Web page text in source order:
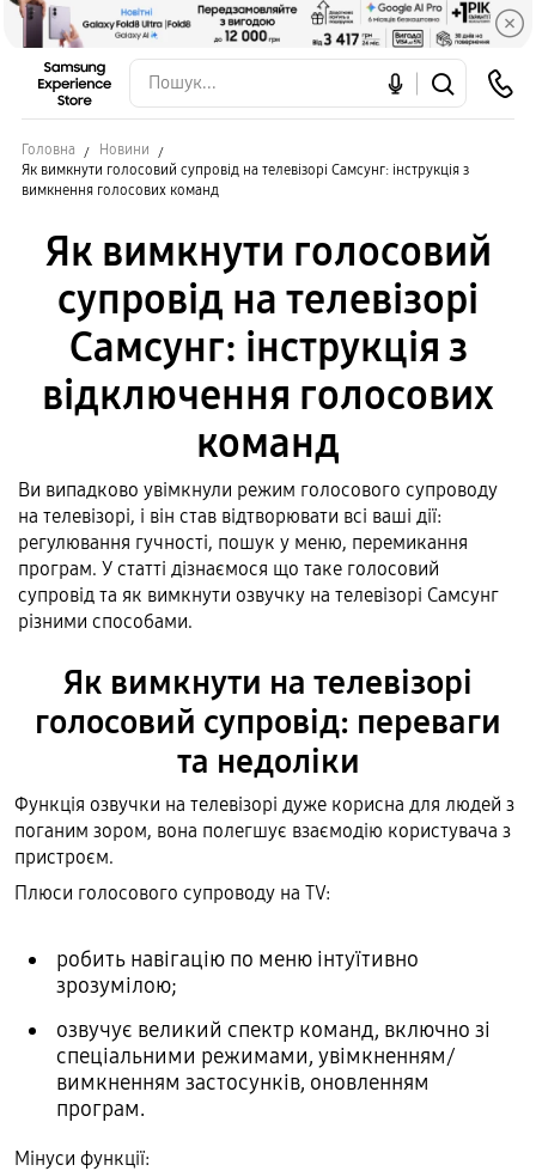
Головна
Новини
Як вимкнути голосовий супровід на телевізорі Самсунг: інструкція з
вимкнення голосових команд
Як вимкнути голосовий
супровід на телевізорі
Самсунг: інструкція з
відключення голосових
команд
Ви випадково увімкнули режим голосового супроводу
на телевізорі, і він став відтворювати всі ваші дії:
регулювання гучності, пошук у меню, перемикання
програм. У статті дізнаємося що таке голосовий
супровід та як вимкнути озвучку на телевізорі Самсунг
різними способами.
Як вимкнути на телевізорі
голосовий супровід: переваги
та недоліки
Функція озвучки на телевізорі дуже корисна для людей з
поганим зором, вона полегшує взаємодію користувача з
пристроєм.
Плюси голосового супроводу на TV:
робить навігацію по меню інтуїтивно
зрозумілою;
озвучує великий спектр команд, включно зі
спеціальними режимами, увімкненням/
вимкненням застосунків, оновленням
програм.
Мінуси функції: